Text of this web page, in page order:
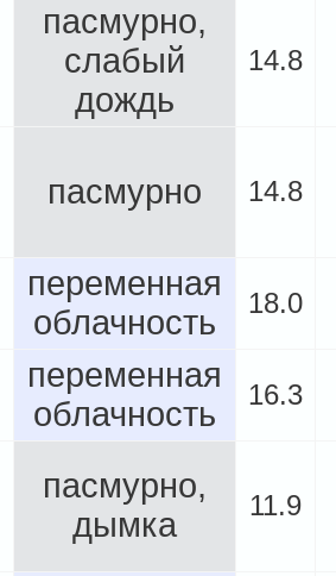
пасмурно,
слабый
дождь
14.8
пасмурно 14.8
переменная
облачность
18.0
переменная
облачность
16.3
пасмурно,
дымка
11.9